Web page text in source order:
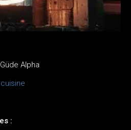
Alpha
: